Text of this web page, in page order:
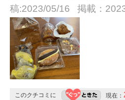
稿:2023/05/16 掲載：
このクチコミに 現在：